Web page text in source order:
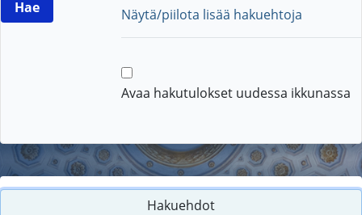
Näytä/piilota lisää hakuehtoja
Avaa hakutulokset uudessa ikkunassa
Hakuehdot